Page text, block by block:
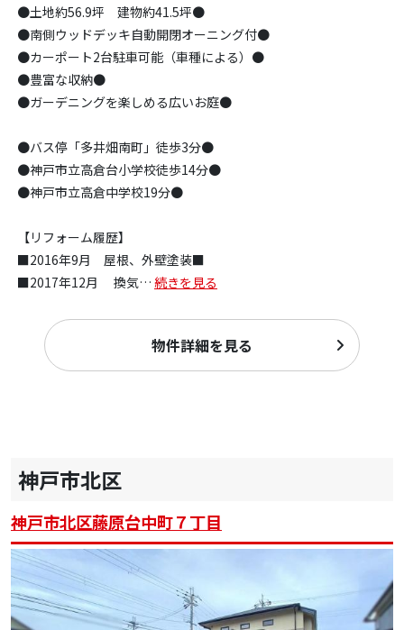
●土地約56.9坪 建物約41.5坪●
●南側ウッドデッキ自動開閉オーニング付●
●カーポート2台駐車可能（車種による）●
●豊富な収納●
●ガーデニングを楽しめる広いお庭●
●バス停「多井畑南町」徒歩3分●
●神戸市立高倉台小学校徒歩14分●
●神戸市立高倉中学校19分●
【リフォーム履歴】
■2016年9月 屋根、外壁塗装■
■2017年12月 換気… 続きを見る
物件詳細を見る
神戸市北区
神戸市北区藤原台中町７丁目